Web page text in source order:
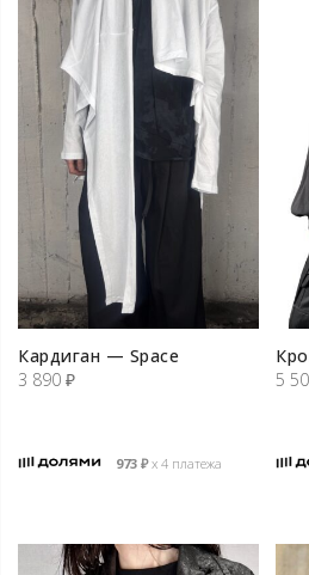
Кардиган — Space
3 890 ₽
973 ₽х 4 платежа
5